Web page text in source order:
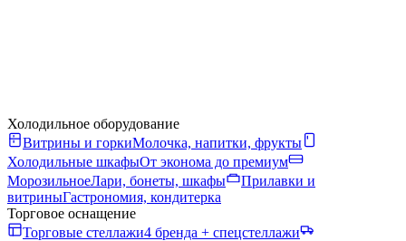
Холодильное оборудование
Витрины и горкиМолочка, напитки, фрукты
Холодильные шкафыОт эконома до премиум
МорозильноеЛари, бонеты, шкафы
Прилавки и
витриныГастрономия, кондитерка
Торговое оснащение
Торговые стеллажи4 бренда + спецстеллажи